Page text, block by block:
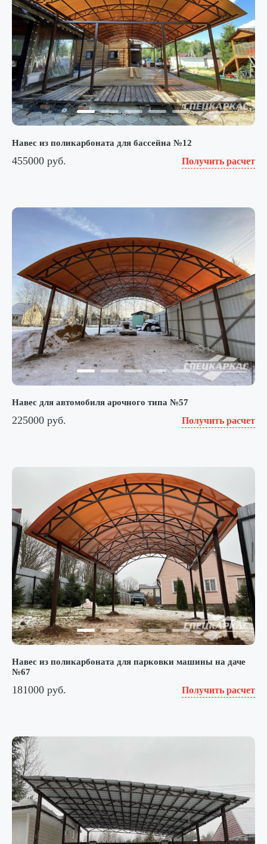
Навес из поликарбоната для бассейна №12
455000 руб. Получить расчет
Навес для автомобиля арочного типа №57
225000 руб. Получить расчет
Навес из поликарбоната для парковки машины на даче
№67
181000 руб. Получить расчет